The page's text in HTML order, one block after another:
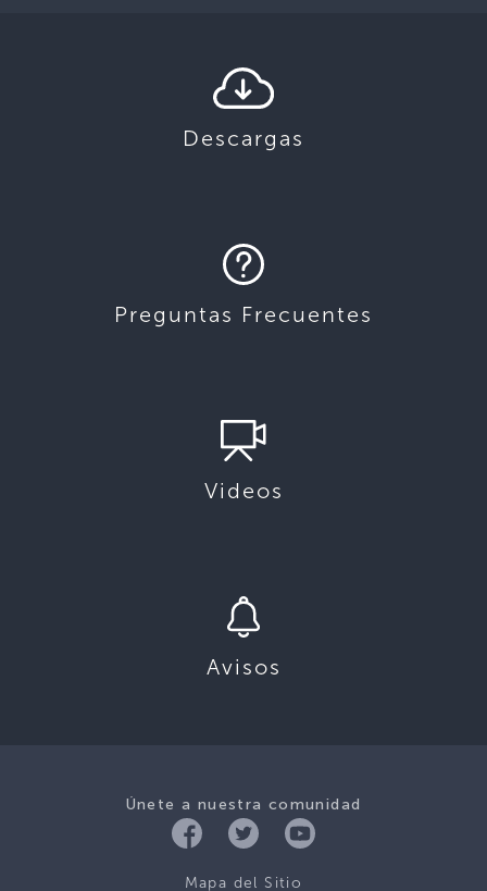
Descargas
Preguntas Frecuentes
Videos
Avisos
Únete a nuestra comunidad
Mapa del Sitio